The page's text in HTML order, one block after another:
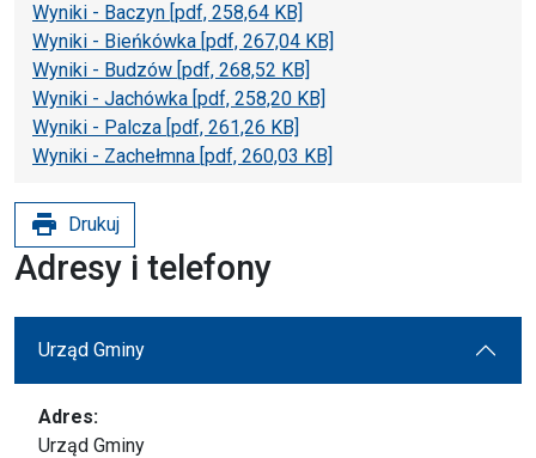
Wyniki - Baczyn [pdf, 258,64 KB]
Wyniki - Bieńkówka [pdf, 267,04 KB]
Wyniki - Budzów [pdf, 268,52 KB]
Wyniki - Jachówka [pdf, 258,20 KB]
Wyniki - Palcza [pdf, 261,26 KB]
Wyniki - Zachełmna [pdf, 260,03 KB]
print Drukuj
Adresy i telefony
Urząd Gminy
Adres:
Urząd Gminy